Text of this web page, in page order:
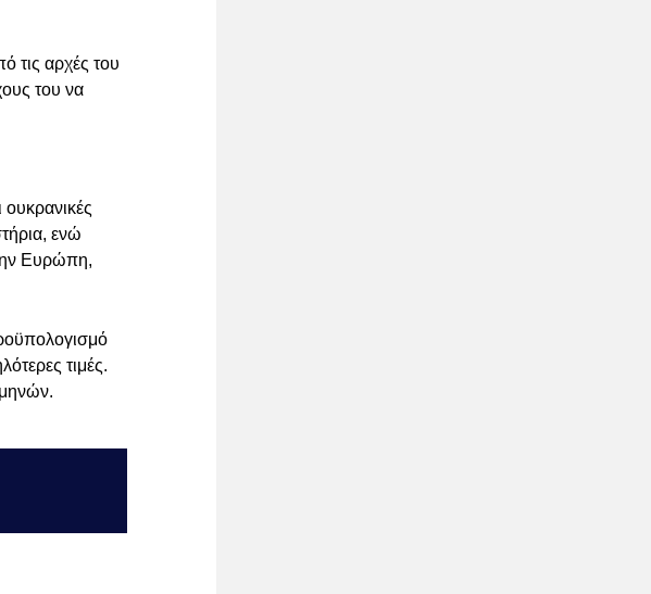
τις αρχές του
του να
ενώ
Ευρώπη,
τιμές.